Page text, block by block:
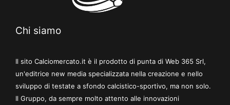
Chi siamo
Il sito Calciomercato.it è il prodotto di punta di Web 365 Srl,
un'editrice new media specializzata nella creazione e nello
sviluppo di testate a sfondo calcistico-sportivo, ma non solo.
Il Gruppo, da sempre molto attento alle innovazioni